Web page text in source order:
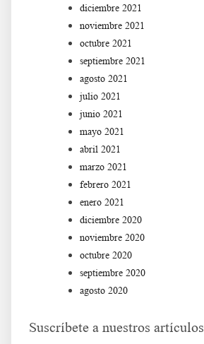
diciembre 2021
noviembre 2021
octubre 2021
septiembre 2021
agosto 2021
julio 2021
junio 2021
mayo 2021
abril 2021
marzo 2021
febrero 2021
enero 2021
diciembre 2020
noviembre 2020
octubre 2020
septiembre 2020
agosto 2020
Suscríbete a nuestros artículos